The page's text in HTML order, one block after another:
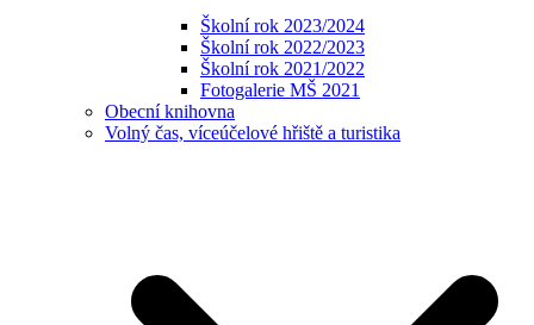
Školní rok 2023/2024
Školní rok 2022/2023
Školní rok 2021/2022
Fotogalerie MŠ 2021
Obecní knihovna
Volný čas, víceúčelové hřiště a turistika